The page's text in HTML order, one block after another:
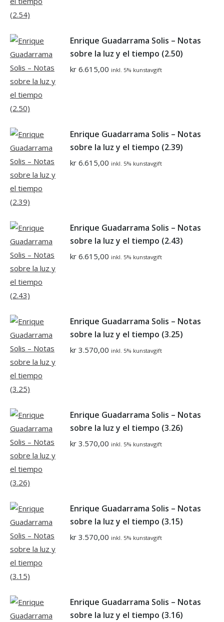
Enrique Guadarrama Solis – Notas
sobre la luz y el tiempo (2.50)
kr 6.615,00 inkl. 5% kunstavgift
Enrique Guadarrama Solis – Notas
sobre la luz y el tiempo (2.39)
kr 6.615,00 inkl. 5% kunstavgift
Enrique Guadarrama Solis – Notas
sobre la luz y el tiempo (2.43)
kr 6.615,00 inkl. 5% kunstavgift
Enrique Guadarrama Solis – Notas
sobre la luz y el tiempo (3.25)
kr 3.570,00 inkl. 5% kunstavgift
Enrique Guadarrama Solis – Notas
sobre la luz y el tiempo (3.26)
kr 3.570,00 inkl. 5% kunstavgift
Enrique Guadarrama Solis – Notas
sobre la luz y el tiempo (3.15)
kr 3.570,00 inkl. 5% kunstavgift
Enrique Guadarrama Solis – Notas
sobre la luz y el tiempo (3.16)